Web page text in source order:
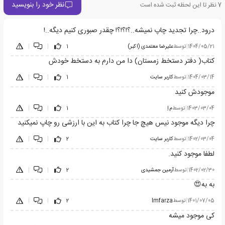
7نظر تا این لحظه ثبت شده است نظر خود را بنویسید
درود..چرا تجدید چاپ نمیشه..؟!؟!؟! چقدر صبوری کنیم دیگه..!
1404/05/21
|توسطعلیرضا معتمدی (اکبر) 1
|
|
کتاب( دفتر دستخط زمستان) دا من دارم به دستخط خودش
1404/03/14
|توسطکاربر سایت 1
|
|
موجودش کنید
1403/03/04
|توسطم اِ 1
|
|
چرا دیگه موجود نیس هیچ جا چرا کتاب به این با ارزشی رو چاپ نمیکنید
1402/03/04
|توسطکاربر سایت 2
|
|
لطفا موجود کنید.
1402/02/30
|توسطآرمین جمشیدی 2
|
|
به به😍
1401/07/05
|توسطImfarza
2
|
|
کی موجود میشه